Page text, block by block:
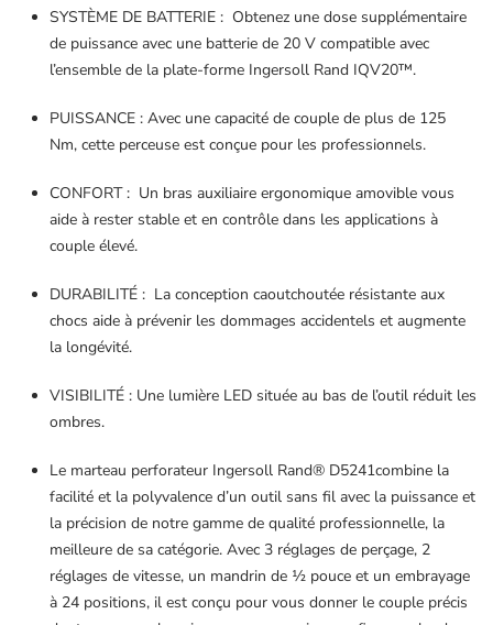
SYSTÈME DE BATTERIE : Obtenez une dose supplémentaire
de puissance avec une batterie de 20 V compatible avec
l’ensemble de la plate-forme Ingersoll Rand IQV20™.
PUISSANCE : Avec une capacité de couple de plus de 125
Nm, cette perceuse est conçue pour les professionnels.
CONFORT : Un bras auxiliaire ergonomique amovible vous
aide à rester stable et en contrôle dans les applications à
couple élevé.
DURABILITÉ : La conception caoutchoutée résistante aux
chocs aide à prévenir les dommages accidentels et augmente
la longévité.
VISIBILITÉ : Une lumière LED située au bas de l’outil réduit les
ombres.
Le marteau perforateur Ingersoll Rand® D5241combine la
facilité et la polyvalence d’un outil sans fil avec la puissance et
la précision de notre gamme de qualité professionnelle, la
meilleure de sa catégorie. Avec 3 réglages de perçage, 2
réglages de vitesse, un mandrin de ½ pouce et un embrayage
à 24 positions, il est conçu pour vous donner le couple précis